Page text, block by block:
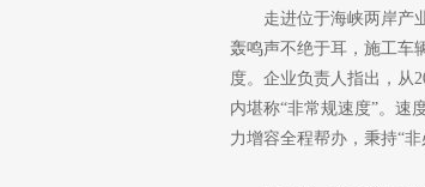
走进位于海峡两岸产
轰鸣声不绝于耳，施工车
度。企业负责人指出，从
内堪称“非常规速度”。速
力增容全程帮办，秉持“